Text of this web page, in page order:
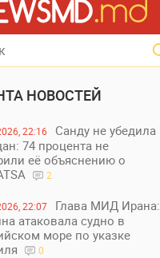
НОВОСТЕЙ
22:16
Санду не убедила
74 процента не
её объяснению о
2
22:07
Глава МИД Ирана:
атаковала судно в
море по указке
0